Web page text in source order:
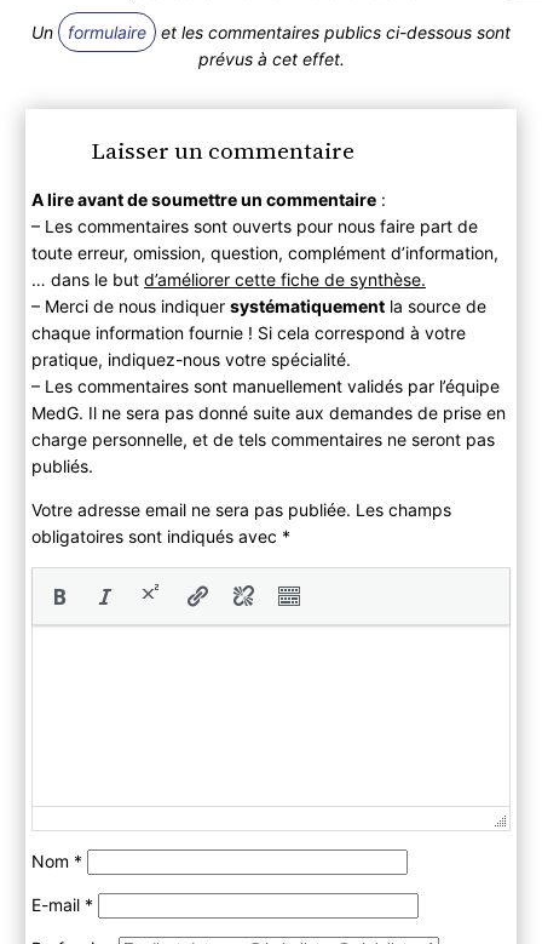
Un formulaire
et les commentaires publics ci-dessous sont
prévus à cet effet.
Laisser un commentaire
A lire avant de soumettre un commentaire:
– Les commentaires sont ouverts pour nous faire part de
toute erreur, omission, question, complément d’information,
… dans le but d’améliorer cette fiche de synthèse.
– Merci de nous indiquer systématiquementla source de
chaque information fournie ! Si cela correspond à votre
pratique, indiquez-nous votre spécialité.
– Les commentaires sont manuellement validés par l’équipe
MedG. Il ne sera pas donné suite aux demandes de prise en
charge personnelle, et de tels commentaires ne seront pas
publiés.
Votre adresse email ne sera pas publiée. Les champs
obligatoires sont indiqués avec *
Nom *
E-mail *